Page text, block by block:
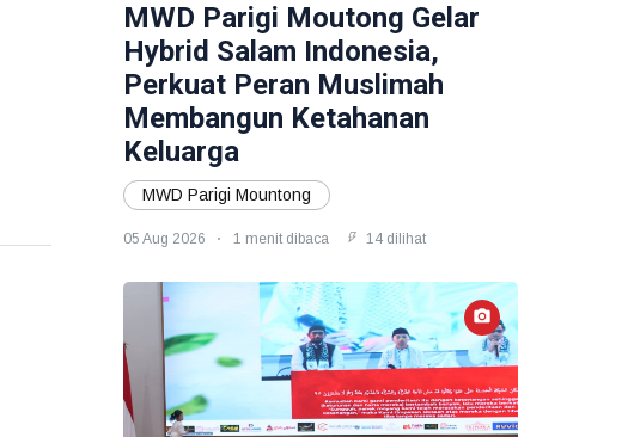
MWD Parigi Moutong Gelar
Hybrid Salam Indonesia,
Perkuat Peran Muslimah
Membangun Ketahanan
Keluarga
MWD Parigi Mountong
05 Aug 2026 1 menit dibaca 14 dilihat